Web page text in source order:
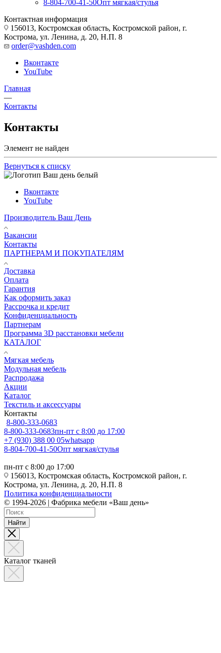
8-804-700-41-50Опт мягкая/стулья
Контактная информация
156013, Костромская область, Костромской район, г.
Кострома, ул. Ленина, д. 20, Н.П. 8
order@vashden.com
Вконтакте
YouTube
Главная
—
Контакты
Контакты
Элемент не найден
Вернуться к списку
Вконтакте
YouTube
Производитель Ваш День
Вакансии
Контакты
ПАРТНЕРАМ И ПОКУПАТЕЛЯМ
Доставка
Оплата
Гарантия
Как оформить заказ
Рассрочка и кредит
Конфиденциальность
Партнерам
Программа 3D расстановки мебели
КАТАЛОГ
Мягкая мебель
Модульная мебель
Распродажа
Акции
Каталог
Текстиль и аксессуары
Контакты
8-800-333-0683
8-800-333-0683пн-пт с 8:00 до 17:00
+7 (930) 388 00 05whatsapp
8-804-700-41-50Опт мягкая/стулья
пн-пт с 8:00 до 17:00
156013, Костромская область, Костромской район, г.
Кострома, ул. Ленина, д. 20, Н.П. 8
Политика конфиденциальности
© 1994-2026 | Фабрика мебели «Ваш день»
Найти
Каталог тканей